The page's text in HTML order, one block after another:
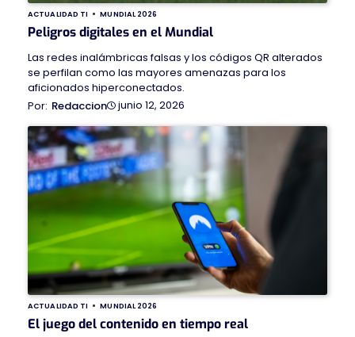
ACTUALIDAD TI MUNDIAL 2026
Peligros digitales en el Mundial
Las redes inalámbricas falsas y los códigos QR alterados
se perfilan como las mayores amenazas para los
aficionados hiperconectados.
Redaccion
junio 12, 2026
ACTUALIDAD TI MUNDIAL 2026
El juego del contenido en tiempo real